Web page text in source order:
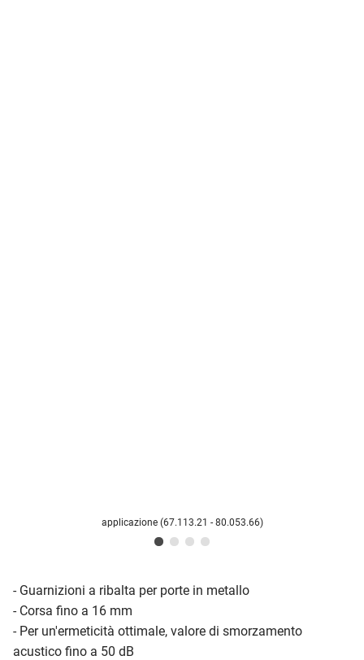
applicazione (67.113.21 - 80.053.66)
- Guarnizioni a ribalta per porte in metallo
- Corsa fino a 16 mm
- Per un'ermeticità ottimale, valore di smorzamento
acustico fino a 50 dB